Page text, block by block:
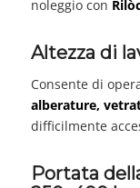
noleggio con
Altezza di
Consente di
alberature,
difficilmente
Portata